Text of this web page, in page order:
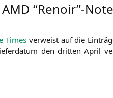
AMD “Renoir”-
Times ver­weist auf die
den drit­ten April